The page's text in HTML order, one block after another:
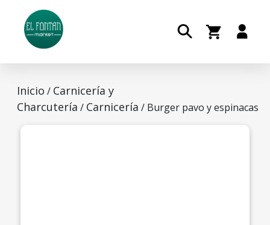
Inicio / Carnicería y
Charcutería / Carnicería / Burger pavo y espinacas